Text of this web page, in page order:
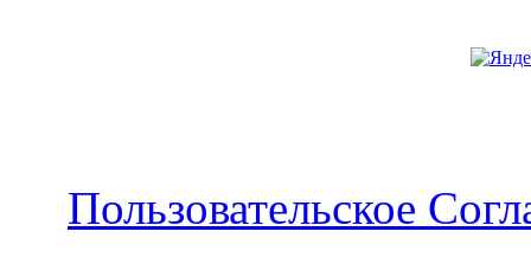
Пользовательское